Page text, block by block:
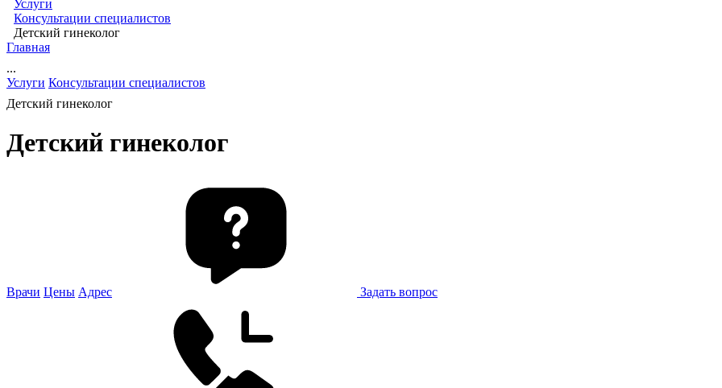
Услуги
Консультации специалистов
Детский гинеколог
Главная
...
Услуги Консультации специалистов
Детский гинеколог
Детский гинеколог
Врачи Цены Адрес Задать вопрос